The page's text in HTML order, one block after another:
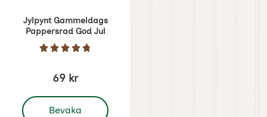
Jylpynt Gammeldags
Pappersrad God Jul
Art. nr 1276 Betyg: 4.8 Stjärnor av 5
69 kr
Bevaka
, Jylpynt Gammeldags Pappersrad God Jul